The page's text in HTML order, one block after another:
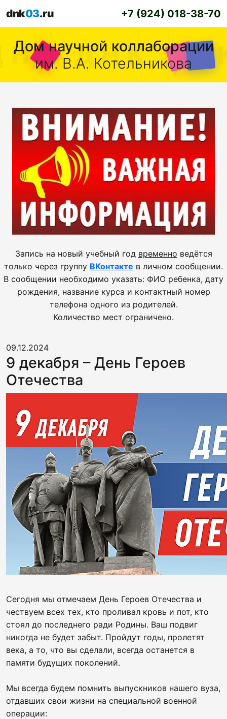
dnk03.ru +7 (924) 018-38-70
Дом научной коллаборации
им. В.А. Котельникова
Запись на новый учебный год временно ведётся
только через группу ВКонтакте в личном сообщении.
В сообщении необходимо указать: ФИО ребенка, дату
рождения, название курса и контактный номер
телефона одного из родителей.
Количество мест ограничено.
09.12.2024
9 декабря – День Героев
Отечества
Сегодня мы отмечаем День Героев Отечества и
чествуем всех тех, кто проливал кровь и пот, кто
стоял до последнего ради Родины. Ваш подвиг
никогда не будет забыт. Пройдут годы, пролетят
века, а то, что вы сделали, всегда останется в
памяти будущих поколений.
Мы всегда будем помнить выпускников нашего вуза,
отдавших свои жизни на специальной военной
операции: